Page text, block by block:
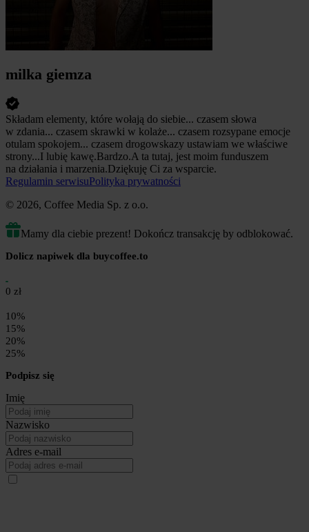
milka giemza
Składam elementy, które wołają do siebie... czasem słowa
w zdania... czasem skrawki w kolaże... czasem rozsypane emocje
otulam spokojem... czasem drogowskazy ustawiam we właściwe
strony...I lubię kawę.Bardzo.A ta tutaj, jest moim funduszem
na działania i marzenia.Dziękuję Ci za wsparcie.
Regulamin serwisuPolityka prywatności
© 2026, Coffee Media Sp. z o.o.
Mamy dla ciebie prezent! Dokończ transakcję by odblokować.
Dolicz napiwek dla buycoffee.to
0 zł
10%
15%
20%
25%
Podpisz się
Imię
Nazwisko
Adres e-mail